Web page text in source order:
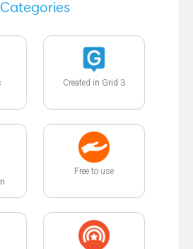
Categories
Created in Grid 3
Free to use